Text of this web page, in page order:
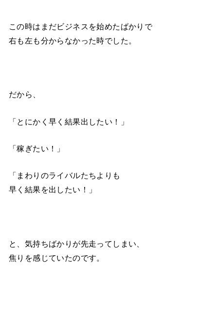
この時はまだビジネスを始めたばかりで
右も左も分からなかった時でした。
だから、
「とにかく早く結果出したい！」
「稼ぎたい！」
「まわりのライバルたちよりも
早く結果を出したい！」
と、気持ちばかりが先走ってしまい、
焦りを感じていたのです。